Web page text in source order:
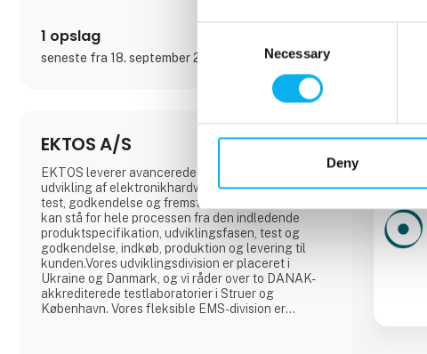
Selection
Necessary
Deny
1 opslag
seneste fra 18. september 2025
EKTOS A/S
EKTOS leverer avancerede ydelser inden for
udvikling af elektronikhardware og -software samt
test, godkendelse og fremstilling af elektronik. Vi
kan stå for hele processen fra den indledende
produktspecifikation, udviklingsfasen, test og
godkendelse, indkøb, produktion og levering til
kunden.Vores udviklingsdivision er placeret i
Ukraine og Danmark, og vi råder over to DANAK-
akkrediterede testlaboratorier i Struer og
København. Vores fleksible EMS-division er